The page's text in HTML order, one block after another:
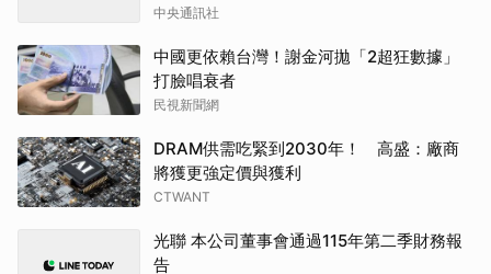
中央通訊社
中國更依賴台灣！謝金河拋「2超狂數據」
打臉唱衰者
民視新聞網
DRAM供需吃緊到2030年！ 高盛：廠商
將獲更強定價與獲利
CTWANT
光聯 本公司董事會通過115年第二季財務報
告